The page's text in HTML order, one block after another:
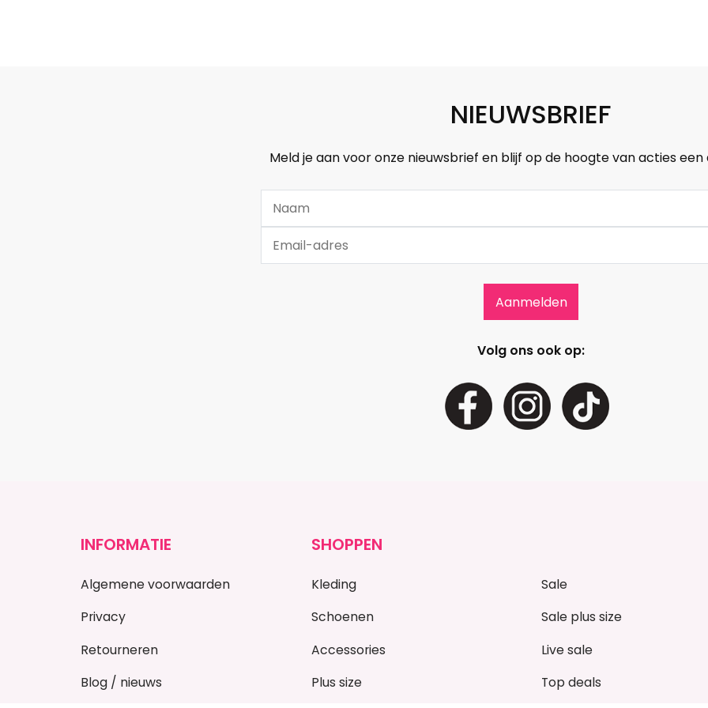
NIEUWSBRIEF
Meld je aan voor onze nieuwsbrief en blijf op de hoogte van acties een
Volg ons ook op:
INFORMATIE
Algemene voorwaarden
Privacy
Retourneren
Blog / nieuws
SHOPPEN
Kleding
Schoenen
Accessories
Plus size
Sale
Sale plus size
Live sale
Top deals